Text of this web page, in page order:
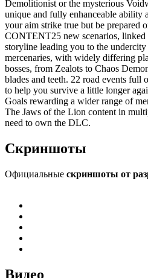
Demolitionist or the mysterious
unique and fully enhanceable ability
your aim strike true but be prepared
CONTENT25 new scenarios,
storyline leading you to the
mercenaries, with widely differing
bosses, from Zealots to Chaos
blades and teeth. 22 road events full
to help you survive a little longer
Goals rewarding a wider range of
The Jaws of the Lion content in
need to own the DLC.
Скриншоты
Официальные скриншоты от
Видео